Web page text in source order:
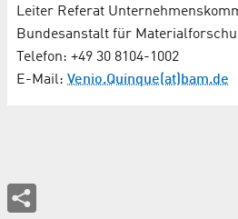
Leiter Referat
Bundesanstalt für
Telefon: +49 30 8104-1002
E-Mail: Venio.Quinque(at)bam.de